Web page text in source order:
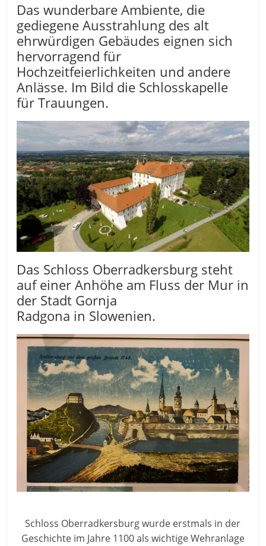
Das wunderbare Ambiente, die
gediegene Ausstrahlung des alt
ehrwürdigen Gebäudes eignen sich
hervorragend für
Hochzeitfeierlichkeiten und andere
Anlässe. Im Bild die Schlosskapelle
für Trauungen.
Das Schloss Oberradkersburg steht
auf einer Anhöhe am Fluss der Mur in
der Stadt Gornja
Radgona in Slowenien.
Schloss Oberradkersburg wurde erstmals in der
Geschichte im Jahre 1100 als wichtige Wehranlage